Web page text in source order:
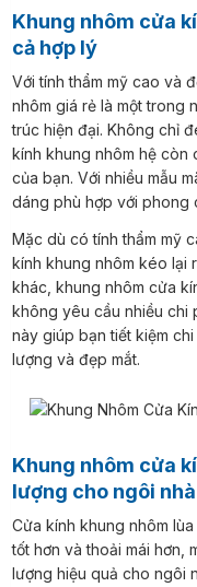
Khung nhôm cửa kính – Tính thẩm mỹ cao và giá
cả hợp lý
Với tính thẩm mỹ cao và độ bền lâu dài, thi công cửa kính khung
nhôm giá rẻ là một trong
trúc hiện đại. Không chỉ
kính khung nhôm hệ còn
của bạn. Với nhiều mẫu
dáng phù hợp với phong
Mặc dù có tính thẩm mỹ cao và độ bền lâu dài, giá cả của cửa
kính khung nhôm kéo lại
khác, khung nhôm cửa
không yêu cầu nhiều chi
này giúp bạn tiết kiệm
lượng và đẹp mắt.
Khung nhôm cửa kính – Giải pháp tiết kiệm năng
lượng cho ngôi
Cửa kính khung nhôm lùa không chỉ giúp tạo ra không gian sống
tốt hơn và thoải mái hơn,
lượng hiệu quả cho ngôi